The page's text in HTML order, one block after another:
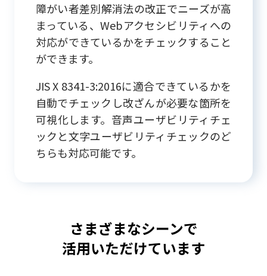
障がい者差別解消法の改正でニーズが高
まっている、Webアクセシビリティへの
対応ができているかをチェックすること
ができます。
JIS X 8341-3:2016に適合できているかを
自動でチェックし改ざんが必要な箇所を
可視化します。音声ユーザビリティチェ
ックと文字ユーザビリティチェックのど
ちらも対応可能です。
さまざまなシーンで
活用いただけています